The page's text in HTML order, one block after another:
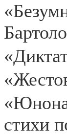
Бартоло
стихи